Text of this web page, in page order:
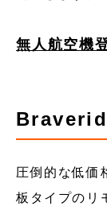
無人航空機
圧倒的な低価
板タイプのリ